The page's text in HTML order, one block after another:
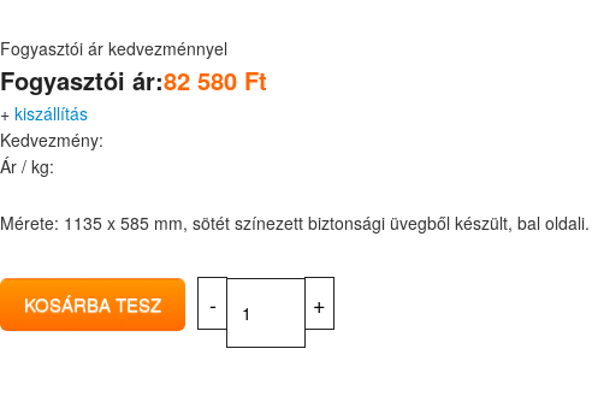
Fogyasztói ár kedvezménnyel
Fogyasztói ár:82 580 Ft
+ kiszállítás
Kedvezmény:
Ár / kg:
Mérete: 1135 x 585 mm, sötét színezett biztonsági üvegből készült, bal oldali.